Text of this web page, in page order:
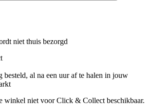
niet thuis bezorgd
besteld, al na een uur af te halen in jouw
winkel niet voor Click & Collect beschikbaar.